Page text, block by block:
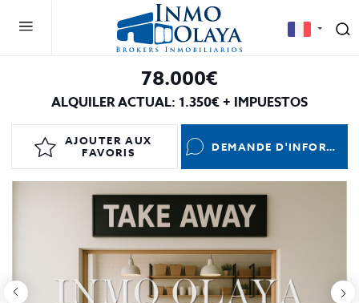
78.000€
ALQUILER ACTUAL: 1.350€ + IMPUESTOS
AJOUTER AUX
FAVORIS
DEMANDE D'INFORMATIONS